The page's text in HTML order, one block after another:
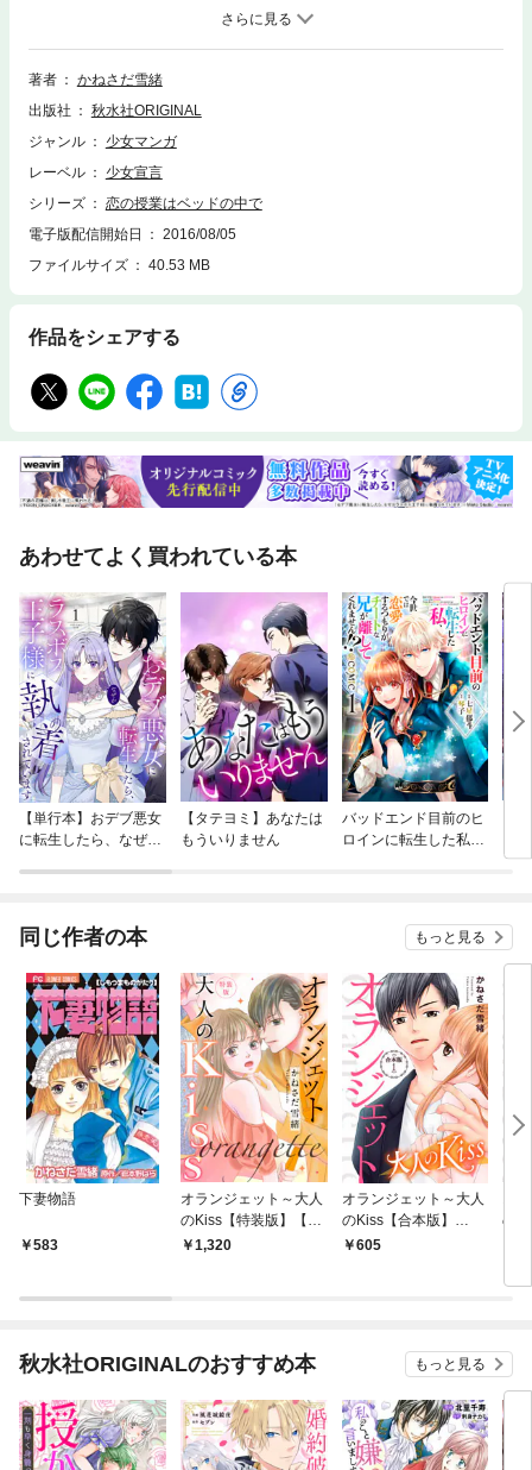
完全スルーされ!? 男にフラれたことのないモテまくりヤリマン女子校生、
ハナが恋したのは全国1位の超秀才、沢村享治。七三分けに眼鏡の彼にい
つもの調子で迫るが一切相手にされず…。自分と正反対の享治に釣り合う
女の子になるため、ケバいメイクも校則違反の髪もやめて変わろうとする
れ…!?
著者
かねさだ雪緒
出版社
秋水社ORIGINAL
ジャンル
少女マンガ
レーベル
少女宣言
シリーズ
恋の授業はベッドの中で
電子版配信開始日
2016/08/05
ファイルサイズ
40.53 MB
作品をシェアする
あわせてよく買われている本
【単行本】おデブ悪女
に転生したら、なぜか
【タテヨミ】あなたは
もういりません
バッドエンド目前のヒ
ロインに転生した私、
同じ作者の本 もっと見る
下妻物語
583
オランジェット～大人
のKiss【特装版】【特
典ペーパー付】（１）
1,320
オランジェット～大人
のKiss【合本版】
（１）
605
の
秋水社ORIGINALのおすすめ本 もっと見る